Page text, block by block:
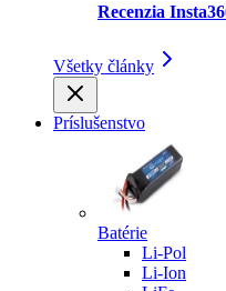
Recenzia
Všetky články
Príslušenstvo
Batérie
Li-Pol
Li-Ion